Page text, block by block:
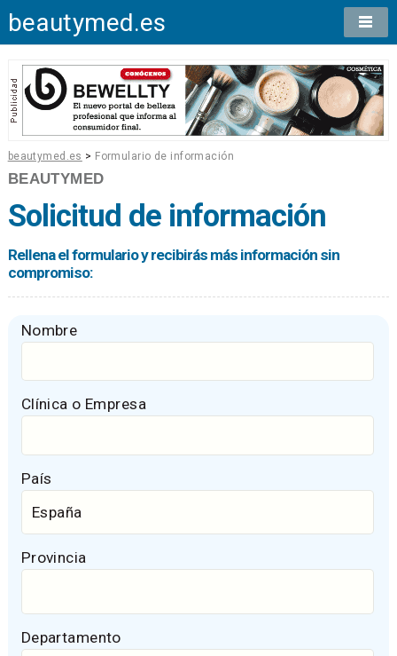
beautymed.es
beautymed.es > Formulario de información
BEAUTYMED
Solicitud de información
Rellena el formulario y recibirás más información sin
compromiso:
Nombre
Clínica o Empresa
País
Provincia
Departamento